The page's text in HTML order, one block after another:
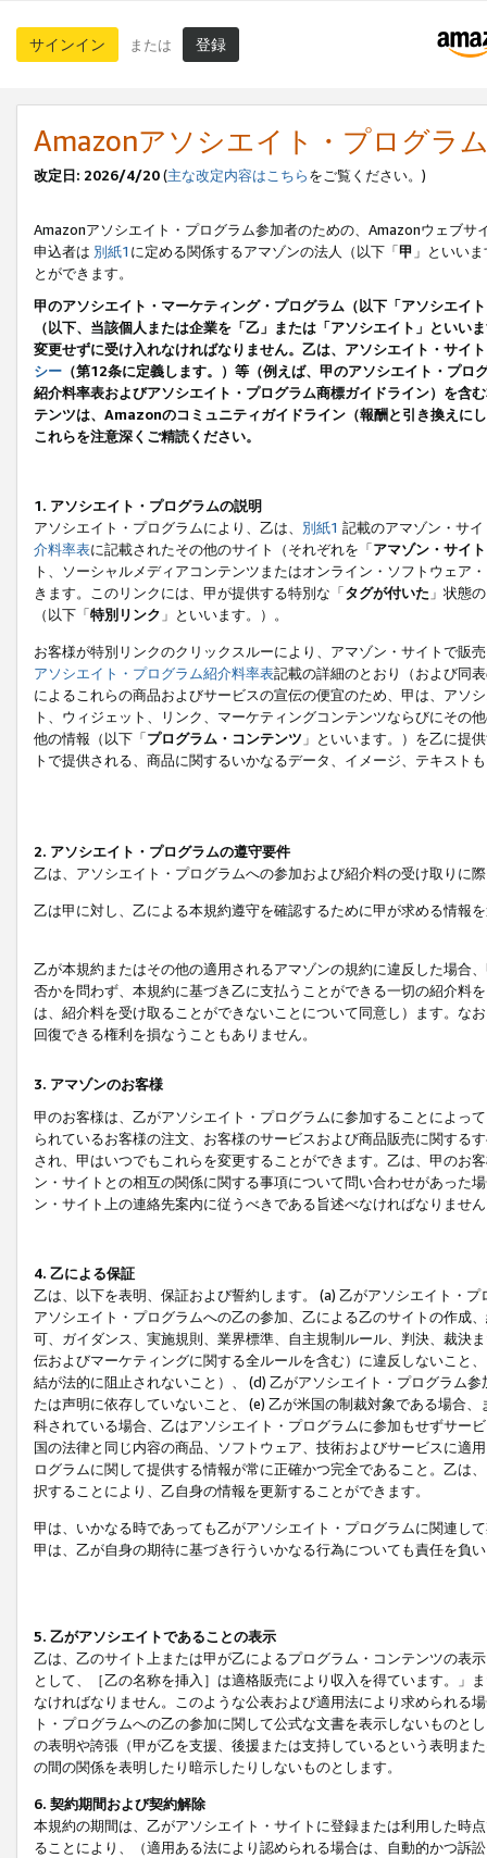
サインイン または 登録
Amazonアソシエイト・プログラ
改定日: 2026/4/20(主な改定内容はこちらをご覧ください。)
Amazonアソシエイト・プログラム参加者のための、Amazonウェブサ
申込者は 別紙1 に定める関係するアマゾンの法人（以下「甲 」といい
とができます。
甲のアソシエイト・マーケティング・プログラム（以下「アソシエイ
（以下、当該個人または企業を「乙」または「アソシエイト」とい
変更せずに受け入れなければなりません。乙は、アソシエイト・サイ
シー （第12条に定義します。）等（例えば、甲のアソシエイト・プ
紹介料率表およびアソシエイト・プログラム商標ガイドライン）を
テンツは、Amazonのコミュニティガイドライン（報酬と引き換えに
これらを注意深くご精読ください。
1. アソシエイト・プログラムの説明
アソシエイト・プログラムにより、乙は、 別紙1 記載のアマゾン・サ
介料率表に記載されたその他のサイト（それぞれを「アマゾン・サイト
ト、ソーシャルメディアコンテンツまたはオンライン・ソフトウェア
きます。このリンクには、甲が提供する特別な「タグが付いた 」状態
（以下「特別リンク 」といいます。）。
お客様が特別リンクのクリックスルーにより、アマゾン・サイトで販
アソシエイト・プログラム紹介料率表記載の詳細のとおり（および同
によるこれらの商品およびサービスの宣伝の便宜のため、甲は、アソ
ト、ウィジェット、リンク、マーケティングコンテンツならびにその
他の情報（以下「プログラム・コンテンツ 」といいます。）を乙に提
トで提供される、商品に関するいかなるデータ、イメージ、テキス
2. アソシエイト・プログラムの遵守要件
乙は、アソシエイト・プログラムへの参加および紹介料の受け取りに
乙は甲に対し、乙による本規約遵守を確認するために甲が求める情報
乙が本規約またはその他の適用されるアマゾンの規約に違反した場合
否かを問わず、本規約に基づき乙に支払うことができる一切の紹介料
は、紹介料を受け取ることができないことについて同意し）ます。な
回復できる権利を損なうこともありません。
3. アマゾンのお客様
甲のお客様は、乙がアソシエイト・プログラムに参加することによっ
られているお客様の注文、お客様のサービスおよび商品販売に関する
され、甲はいつでもこれらを変更することができます。乙は、甲のお
ン・サイトとの相互の関係に関する事項について問い合わせがあった
ン・サイト上の連絡先案内に従うべきである旨述べなければなりませ
4. 乙による保証
乙は、以下を表明、保証および誓約します。 (a) 乙がアソシエイト・
アソシエイト・プログラムへの乙の参加、乙による乙のサイトの作成
可、ガイダンス、実施規則、業界標準、自主規制ルール、判決、裁決
伝およびマーケティングに関する全ルールを含む）に違反しないこと
結が法的に阻止されないこと）、 (d) 乙がアソシエイト・プログラム
たは声明に依存していないこと、 (e) 乙が米国の制裁対象である場合
科されている場合、乙はアソシエイト・プログラムに参加もせずサー
国の法律と同じ内容の商品、ソフトウェア、技術およびサービスに適
ログラムに関して提供する情報が常に正確かつ完全であること。乙は
択することにより、乙自身の情報を更新することができます。
甲は、いかなる時であっても乙がアソシエイト・プログラムに関連し
甲は、乙が自身の期待に基づき行ういかなる行為についても責任を負
5. 乙がアソシエイトであることの表示
乙は、乙のサイト上または甲が乙によるプログラム・コンテンツの表
として、［乙の名称を挿入］は適格販売により収入を得ています。」
なければなりません。このような公表および適用法により求められる
ト・プログラムへの乙の参加に関して公式な文書を表示しないもの
の表明や誇張（甲が乙を支援、後援または支持しているという表明ま
の間の関係を表明したり暗示したりしないものとします。
6. 契約期間および契約解除
本規約の期間は、乙がアソシエイト・サイトに登録または利用した時
ることにより、（適用ある法により認められる場合は、自動的かつ訴